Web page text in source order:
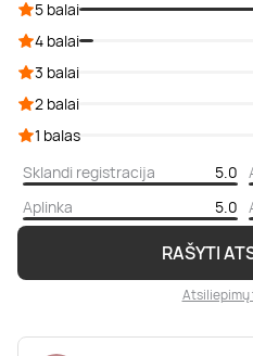
RAŠYTI
Atsiliepimų
5 balai
4 balai
3 balai
2 balai
1 balas
Sklandi registracija
5.0
Aplinka
5.0